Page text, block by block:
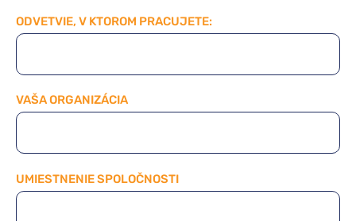
ODVETVIE, V KTOROM PRACUJETE:
VAŠA ORGANIZÁCIA
UMIESTNENIE SPOLOČNOSTI